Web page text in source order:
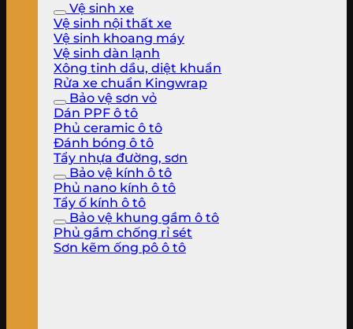
Vệ sinh xe
Vệ sinh nội thất xe
Vệ sinh khoang máy
Vệ sinh dàn lạnh
Xông tinh dầu, diệt khuẩn
Rửa xe chuẩn Kingwrap
Bảo vệ sơn vỏ
Dán PPF ô tô
Phủ ceramic ô tô
Đánh bóng ô tô
Tẩy nhựa đường, sơn
Bảo vệ kính ô tô
Phủ nano kính ô tô
Tẩy ố kính ô tô
Bảo vệ khung gầm ô tô
Phủ gầm chống rỉ sét
Sơn kẽm ống pô ô tô